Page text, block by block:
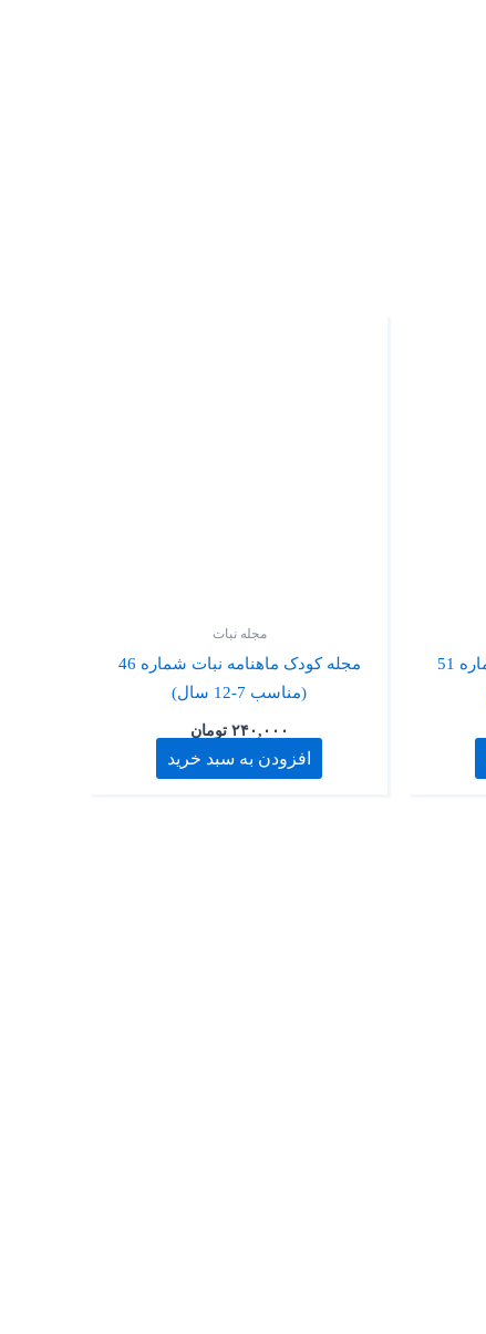
مجله کودک ماهنامه نبات شماره 51
مجله نبات
مجله کودک ماهنامه نبات شماره 46
(مناسب 7-12 سال)
۲۴۰,۰۰۰ تومان
افزودن به سبد خرید